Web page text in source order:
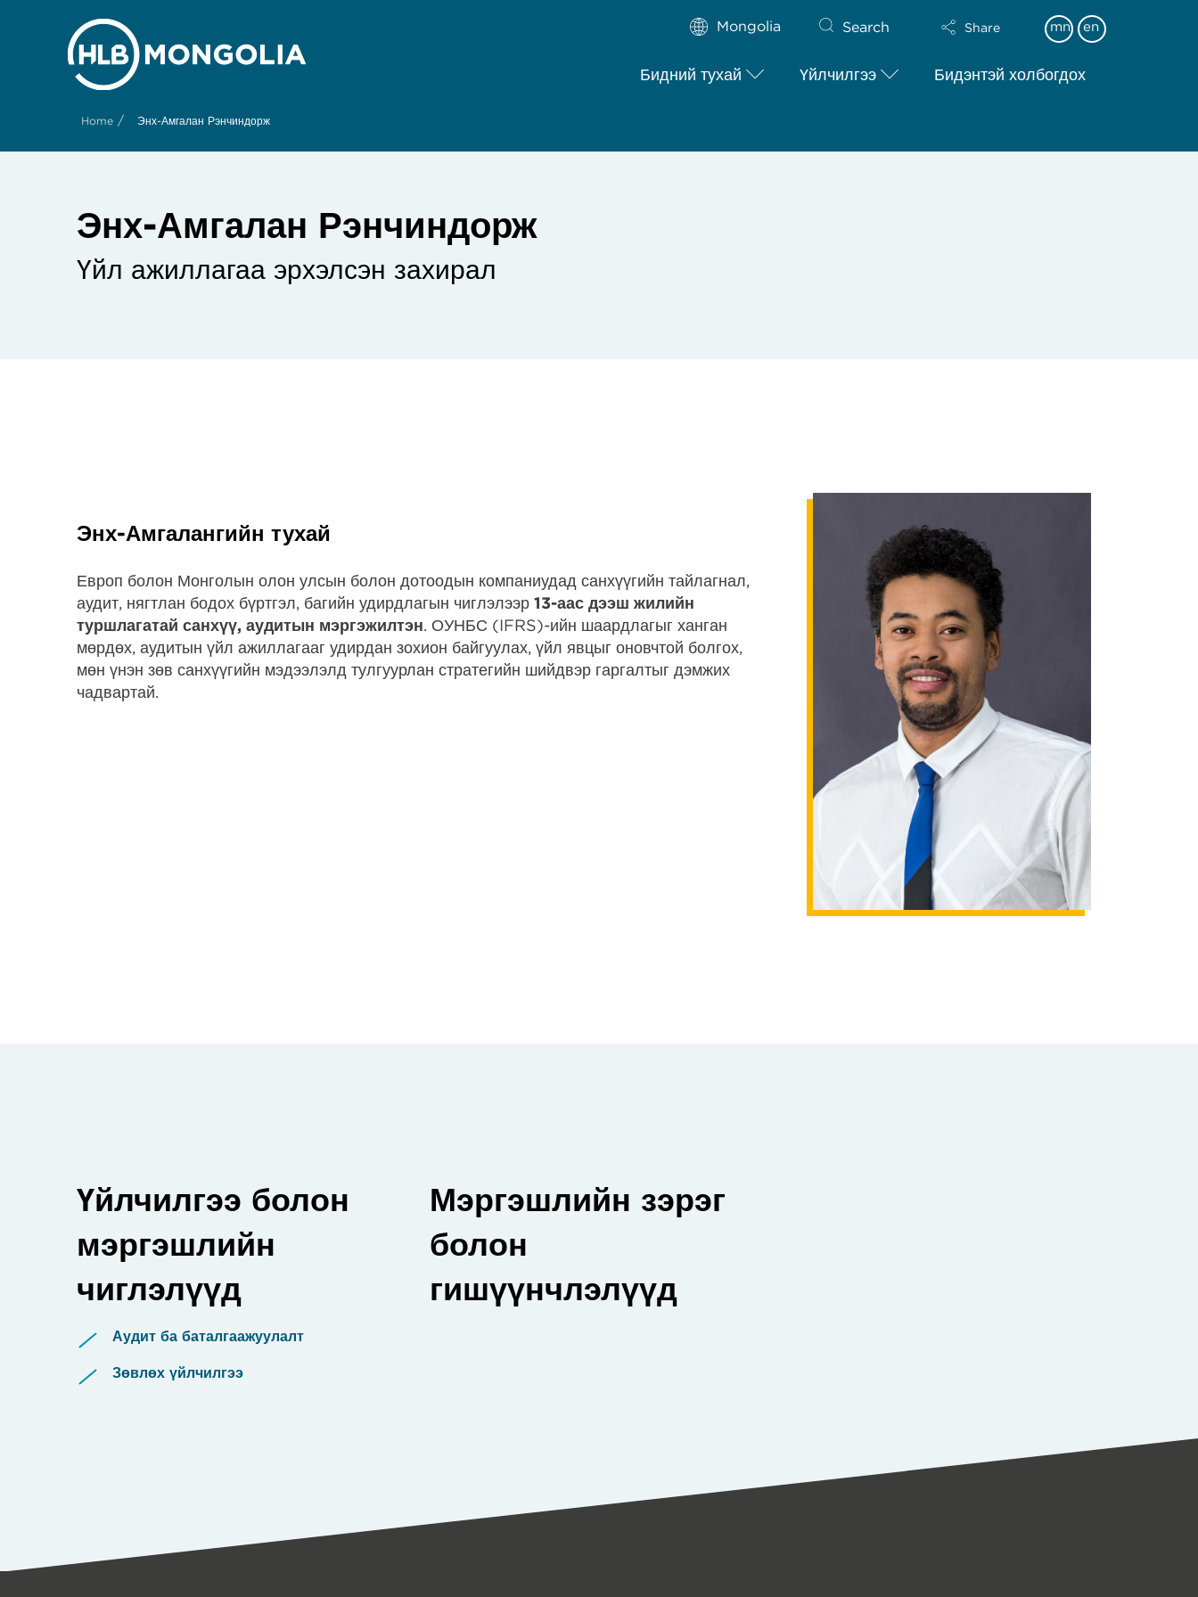
Mongolia Search Share mn en
Бидний тухай Үйлчилгээ Бидэнтэй холбогдох
Home / Энх-Амгалан Рэнчиндорж
Энх-Амгалан Рэнчиндорж
Үйл ажиллагаа эрхэлсэн захирал
Энх-Амгалангийн тухай
Европ болон Монголын олон улсын болон дотоодын компаниудад санхүүгийн тайлагнал,
аудит, нягтлан бодох бүртгэл, багийн удирдлагын чиглэлээр 13-аас дээш жилийн
туршлагатай санхүү, аудитын мэргэжилтэн. ОУНБС (IFRS)-ийн шаардлагыг ханган
мөрдөх, аудитын үйл ажиллагааг удирдан зохион байгуулах, үйл явцыг оновчтой болгох,
мөн үнэн зөв санхүүгийн мэдээлэлд тулгуурлан стратегийн шийдвэр гаргалтыг дэмжих
чадвартай.
Үйлчилгээ болон
мэргэшлийн
чиглэлүүд
Аудит ба баталгаажуулалт
Зөвлөх үйлчилгээ
Мэргэшлийн зэрэг
болон
гишүүнчлэлүүд